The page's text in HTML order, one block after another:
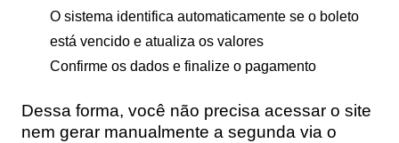
O sistema identifica automaticamente se o boleto
está vencido e atualiza os valores
Confirme os dados e finalize o pagamento
Dessa forma, você não precisa acessar o site
nem gerar manualmente a segunda via o